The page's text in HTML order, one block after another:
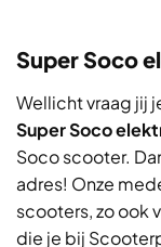
Super Soco
Wellicht vraag jij
Super Soco
Soco scooter.
adres! Onze
scooters, zo ook
die je bij